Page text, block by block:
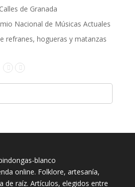
de Granada
Nacional de Músicas Actuales
refranes, hogueras y matanzas
online. Folklore, artesanía,
de raíz. Artículos, elegidos entre